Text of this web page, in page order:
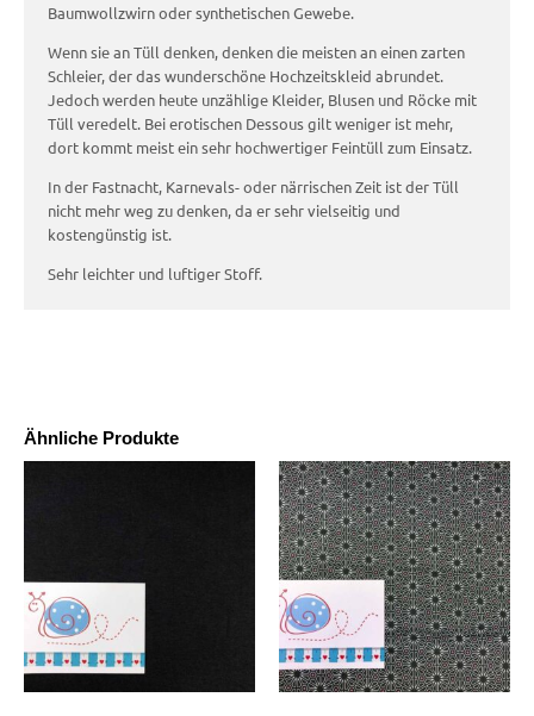
Ähnliche Produkte
Baumwollzwirn oder synthetischen Gewebe.
Wenn sie an Tüll denken, denken die meisten an einen zarten
Schleier, der das wunderschöne Hochzeitskleid abrundet.
Jedoch werden heute unzählige Kleider, Blusen und Röcke mit
Tüll veredelt. Bei erotischen Dessous gilt weniger ist mehr,
dort kommt meist ein sehr hochwertiger Feintüll zum Einsatz.
In der Fastnacht, Karnevals- oder närrischen Zeit ist der Tüll
nicht mehr weg zu denken, da er sehr vielseitig und
kostengünstig ist.
Sehr leichter und luftiger Stoff.